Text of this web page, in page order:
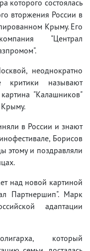
которого состоялась
вторжения России в
Крыму. Его
"Централ
неоднократно
критики называют
"Калашников"
Крыму.
в России и знают
Борисов
этому и поздравляли
над новой картиной
Партнершип". Марк
адаптации
который